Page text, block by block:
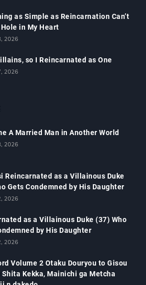
as Simple as Reincarnation Can’t
in My Heart
2026
so I Reincarnated as One
2026
A Married Man in Another World
2026
Reincarnated as a Villainous Duke
Gets Condemned by His Daughter
2026
as a Villainous Duke (37) Who
by His Daughter
2026
Volume 2 Otaku Douryou to Gisou
Shita Kekka, Mainichi ga Metcha